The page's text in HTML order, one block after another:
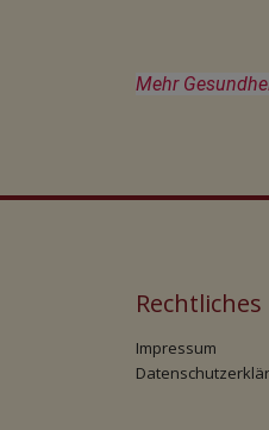
Mehr
Rechtliches
Impressum